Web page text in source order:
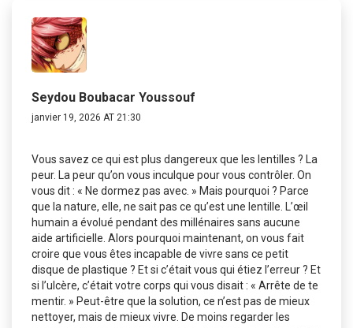
Seydou Boubacar Youssouf
janvier 19, 2026 AT 21:30
Vous savez ce qui est plus dangereux que les lentilles ? La
peur. La peur qu’on vous inculque pour vous contrôler. On
vous dit : « Ne dormez pas avec. » Mais pourquoi ? Parce
que la nature, elle, ne sait pas ce qu’est une lentille. L’œil
humain a évolué pendant des millénaires sans aucune
aide artificielle. Alors pourquoi maintenant, on vous fait
croire que vous êtes incapable de vivre sans ce petit
disque de plastique ? Et si c’était vous qui étiez l’erreur ? Et
si l’ulcère, c’était votre corps qui vous disait : « Arrête de te
mentir. » Peut-être que la solution, ce n’est pas de mieux
nettoyer, mais de mieux vivre. De moins regarder les